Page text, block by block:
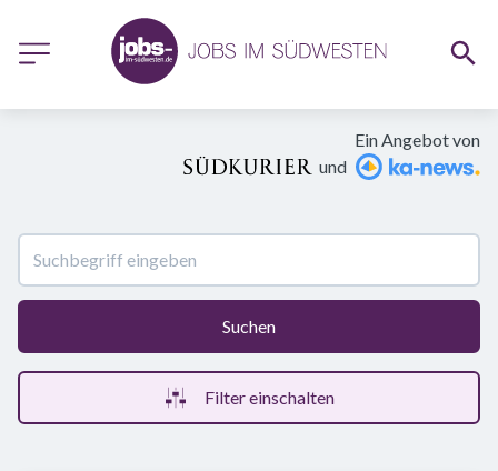
Ein Angebot von
und
Suchen
Filter einschalten